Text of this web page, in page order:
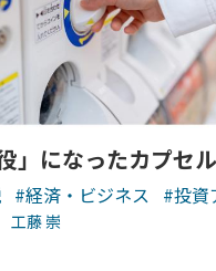
」になったカプセ
#経済・ビジネス #投資
工藤 崇